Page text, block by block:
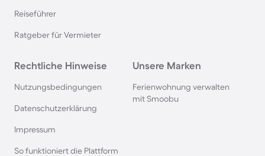
Reiseführer
Ratgeber für Vermieter
Rechtliche Hinweise
Nutzungsbedingungen
Datenschutzerklärung
Impressum
So funktioniert die Plattform
Unsere Marken
Ferienwohnung verwalten
mit Smoobu